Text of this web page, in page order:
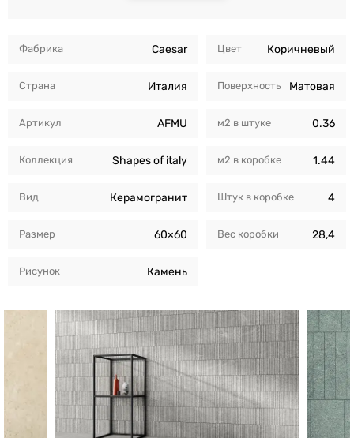
Фабрика Caesar
Страна Италия
Артикул AFMU
Коллекция Shapes of italy
Вид Керамогранит
Размер 60×60
Рисунок Камень
Цвет Коричневый
Поверхность Матовая
м2 в штуке 0.36
м2 в коробкe 1.44
Штук в коробкe 4
Вес коробки 28,4